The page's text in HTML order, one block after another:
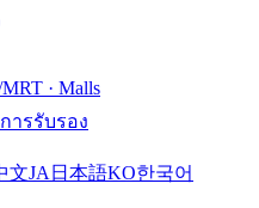
· Malls
ารรับรอง
文JA 日本語KO한국어